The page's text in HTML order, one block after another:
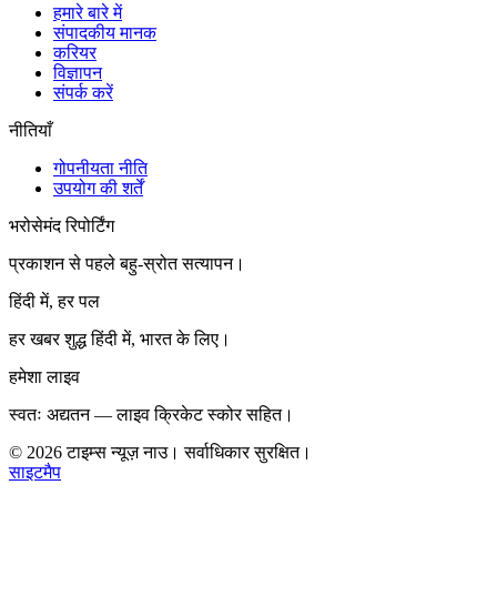
हमारे बारे में
संपादकीय मानक
करियर
विज्ञापन
संपर्क करें
नीतियाँ
गोपनीयता नीति
उपयोग की शर्तें
भरोसेमंद रिपोर्टिंग
प्रकाशन से पहले बहु-स्रोत सत्यापन।
हिंदी में, हर पल
हर खबर शुद्ध हिंदी में, भारत के लिए।
हमेशा लाइव
स्वतः अद्यतन — लाइव क्रिकेट स्कोर सहित।
© 2026टाइम्स न्यूज़ नाउ। सर्वाधिकार सुरक्षित।
साइटमैप